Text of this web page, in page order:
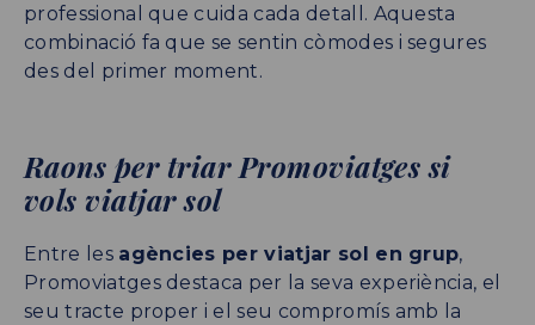
professional que cuida cada detall. Aquesta
combinació fa que se sentin còmodes i segures
des del primer moment.
Raons per triar Promoviatges si
vols viatjar sol
Entre les agències per viatjar sol en grup,
Promoviatges destaca per la seva experiència, el
seu tracte proper i el seu compromís amb la